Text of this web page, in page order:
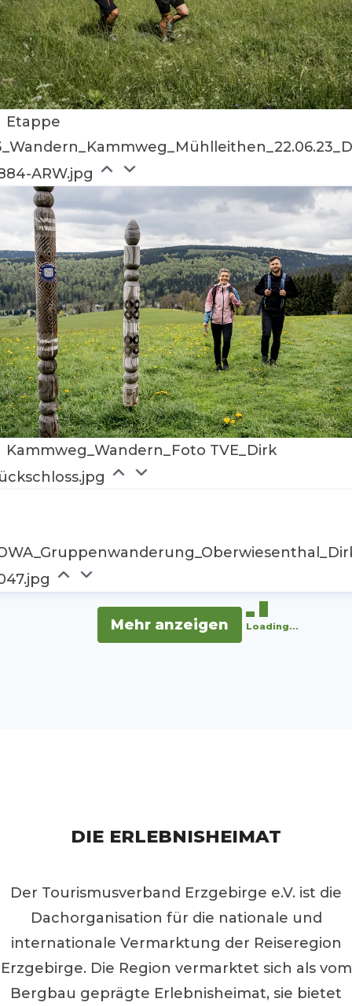
Etappe
ARW.jpg
Kammweg_Wandern_Foto TVE_Dirk
Mehr anzeigen Loading...
DIE ERLEBNISHEIMAT
Der Tourismusverband Erzgebirge e.V. ist die
Dachorganisation für die nationale und
internationale Vermarktung der Reiseregion
Erzgebirge. Die Region vermarktet sich als vom
Bergbau geprägte Erlebnisheimat, sie bietet